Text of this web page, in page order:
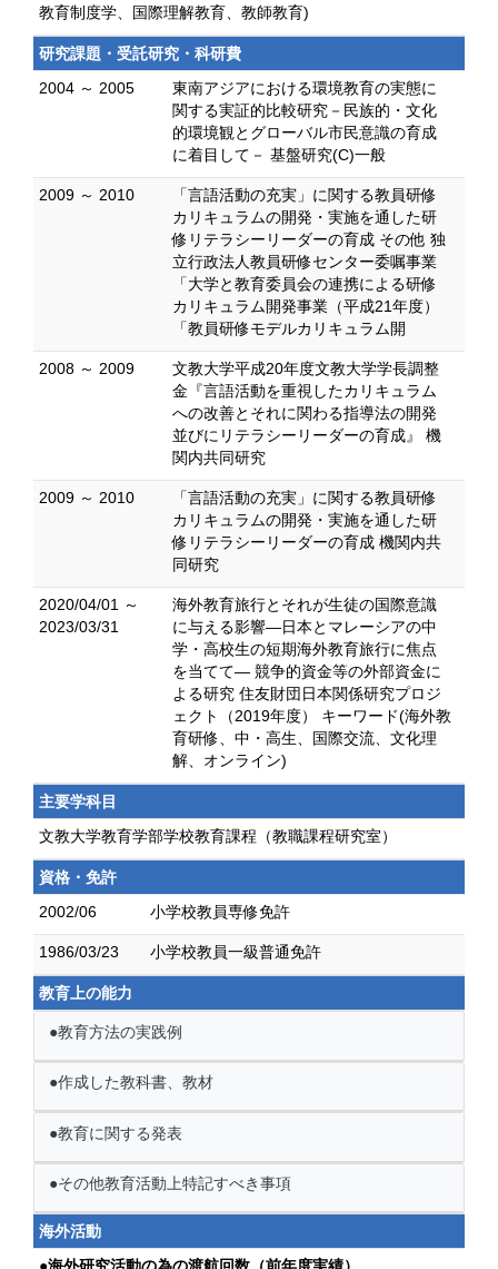
教育制度学、国際理解教育、教師教育)
研究課題・受託研究・科研費
2004 ～ 2005
東南アジアにおける環境教育の実態に
関する実証的比較研究－民族的・文化
的環境観とグローバル市民意識の育成
に着目して－ 基盤研究(C)一般
2009 ～ 2010
「言語活動の充実」に関する教員研修
カリキュラムの開発・実施を通した研
修リテラシーリーダーの育成 その他 独
立行政法人教員研修センター委嘱事業
「大学と教育委員会の連携による研修
カリキュラム開発事業（平成21年度）
「教員研修モデルカリキュラム開
2008 ～ 2009
文教大学平成20年度文教大学学長調整
金『言語活動を重視したカリキュラム
への改善とそれに関わる指導法の開発
並びにリテラシーリーダーの育成』 機
関内共同研究
2009 ～ 2010
「言語活動の充実」に関する教員研修
カリキュラムの開発・実施を通した研
修リテラシーリーダーの育成 機関内共
同研究
2020/04/01 ～
2023/03/31
海外教育旅行とそれが生徒の国際意識
に与える影響―日本とマレーシアの中
学・高校生の短期海外教育旅行に焦点
を当てて― 競争的資金等の外部資金に
よる研究 住友財団日本関係研究プロジ
ェクト（2019年度） キーワード(海外教
育研修、中・高生、国際交流、文化理
解、オンライン)
主要学科目
文教大学教育学部学校教育課程（教職課程研究室）
資格・免許
2002/06
小学校教員専修免許
1986/03/23 小学校教員一級普通免許
教育上の能力
●教育方法の実践例
●作成した教科書、教材
●教育に関する発表
●その他教育活動上特記すべき事項
海外活動